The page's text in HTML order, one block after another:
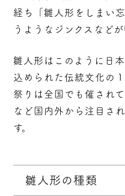
経ち「雛人形をしまい
うようなジンクスなど
雛人形はこのように日
込められた伝統文化の
祭りは全国でも催され
など国内外から注目さ
す。
雛人形の種類